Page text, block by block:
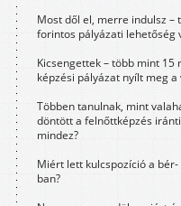
Most dől el, merre indulsz –
forintos pályázati lehetőség
Kicsengettek – több mint
képzési pályázat nyílt meg
Többen tanulnak, mint
döntött a felnőttképzés
mindez?
Miért lett kulcspozíció a
ban?